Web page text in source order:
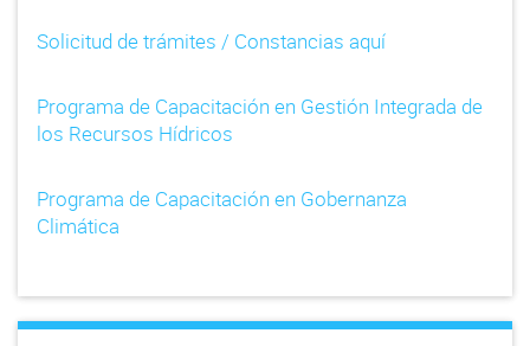
Solicitud de trámites / Constancias aquí
Programa de Capacitación en Gestión Integrada de
los Recursos Hídricos
Programa de Capacitación en Gobernanza
Climática